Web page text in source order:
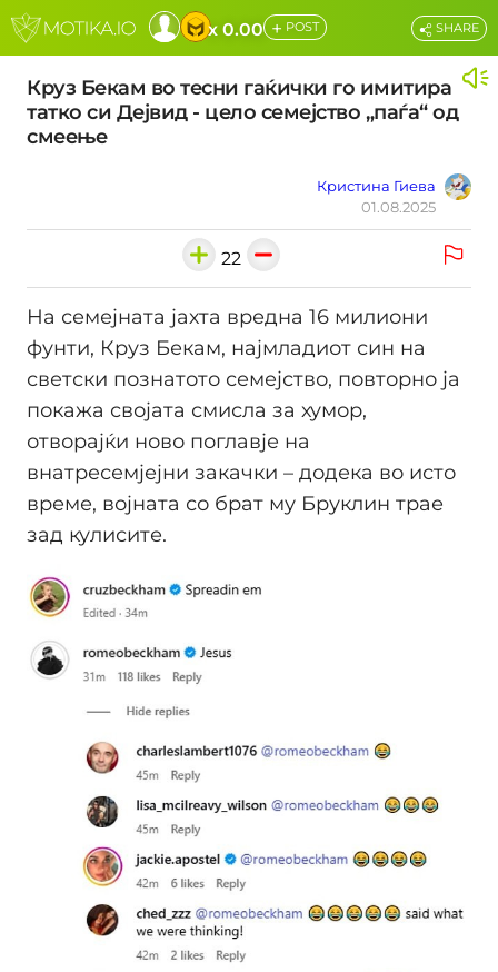
x 0.00 + POST
Круз Бекам во тесни гаќички го имитира
татко си Дејвид - цело семејство „паѓа“ од
смеење
Кристина Гиева
01.08.2025
SHARE
22
На семејната јахта вредна 16 милиони
фунти, Круз Бекам, најмладиот син на
светски познатото семејство, повторно ја
покажа својата смисла за хумор,
отворајќи ново поглавје на
внатресемјејни закачки – додека во исто
време, војната со брат му Бруклин трае
зад кулисите.